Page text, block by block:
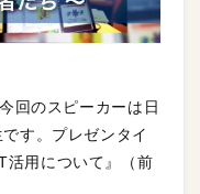
回のスピーカーは日
す。プレゼンタイ
活用について』（前